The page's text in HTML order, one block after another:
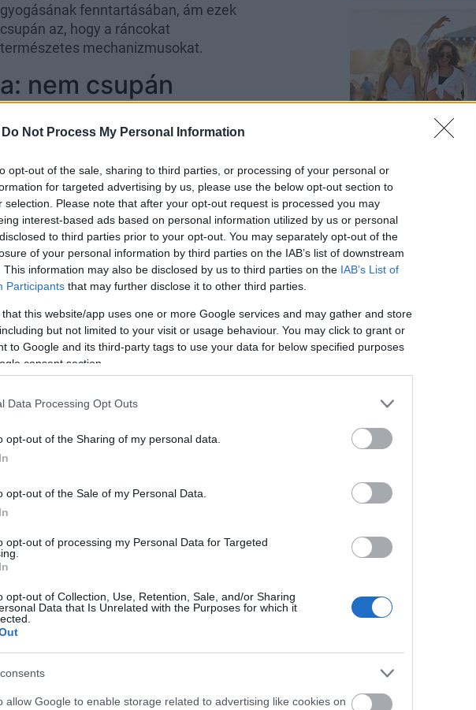
Do Not Process My Personal Information
opt-out of the sale, sharing to third parties, or processing of your personal or
for targeted advertising by us, please use the below opt-out section to
selection. Please note that after your opt-out request is processed you may
interest-based ads based on personal information utilized by us or personal
to third parties prior to your opt-out. You may separately opt-out of the
of your personal information by third parties on the IAB’s list of downstream
This information may also be disclosed by us to third parties on the IAB’s List of
Participants that may further disclose it to other third parties.
that this website/app uses one or more Google services and may gather and store
but not limited to your visit or usage behaviour. You may click to grant or
to Google and its third-party tags to use your data for below specified purposes
consent section.
Data Processing Opt Outs
opt-out of the Sharing of my personal data.
opt-out of the Sale of my Personal Data.
opt-out of processing my Personal Data for Targeted
opt-out of Collection, Use, Retention, Sale, and/or Sharing
Data that Is Unrelated with the Purposes for which it
allow Google to enable storage related to advertising like cookies on
fenntartásában, ám ezek
az, hogy a ráncokat
mechanizmusokat.
nem csupán
változó szerv, amely reagál a
sőt még a lelkiállapotunkra is.
megfelelő hidratálóról vagy
abban, hogy hosszú távon is jól
ezt célozza meg. Ennek
technológia, amely támogatja a
és segíti a bőrt abban, hogy
eredmény nemcsak simább,
szebb, de egészségesebb is.
a gyakorlatban: a
nyújtson tudományos mélységet
ezt az egyensúlyt valósítja meg.
miközben az érzékeinket is